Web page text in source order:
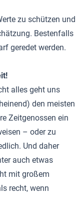
zu schützen und
Bestenfalls
geredet werden.
alles geht uns
den meisten
Zeitgenossen ein
– oder zu
Und daher
auch etwas
mit großem
recht, wenn